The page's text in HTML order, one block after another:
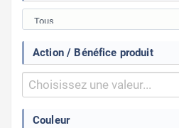
Action / Bénéfice produit
Couleur